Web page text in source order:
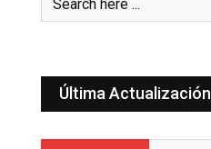
Última Actualización